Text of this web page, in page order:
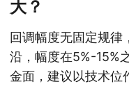
大？
回调幅度无固定规律
沿，幅度在5%-15%
金面，建议以技术位